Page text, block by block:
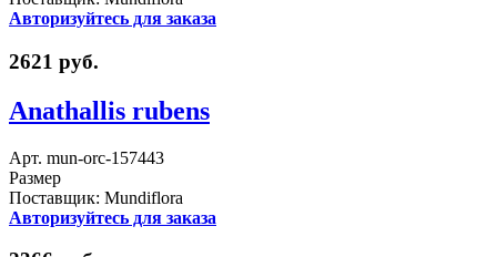
Авторизуйтесь для заказа
2621 руб.
Anathallis rubens
Арт. mun-orc-157443
Размер
Поставщик: Mundiflora
Авторизуйтесь для заказа